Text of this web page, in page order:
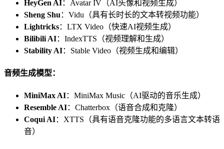
HeyGen AI：Avatar IV（AI头像和视频生成）
Sheng Shu ：Vidu（具有长时长的文本转视频功能）
Lightricks：LTX Video（快速AI视频生成）
Bilibili AI：IndexTTS（视频理解和生成）
Stability AI：Stable Video（视频生成和编辑）
音频生成模型：
MiniMax AI：MiniMax Music（AI驱动的音乐生成）
Resemble AI：Chatterbox（语音合成和克隆）
Coqui AI：XTTS（具有语音克隆功能的多语言文本转语
音）